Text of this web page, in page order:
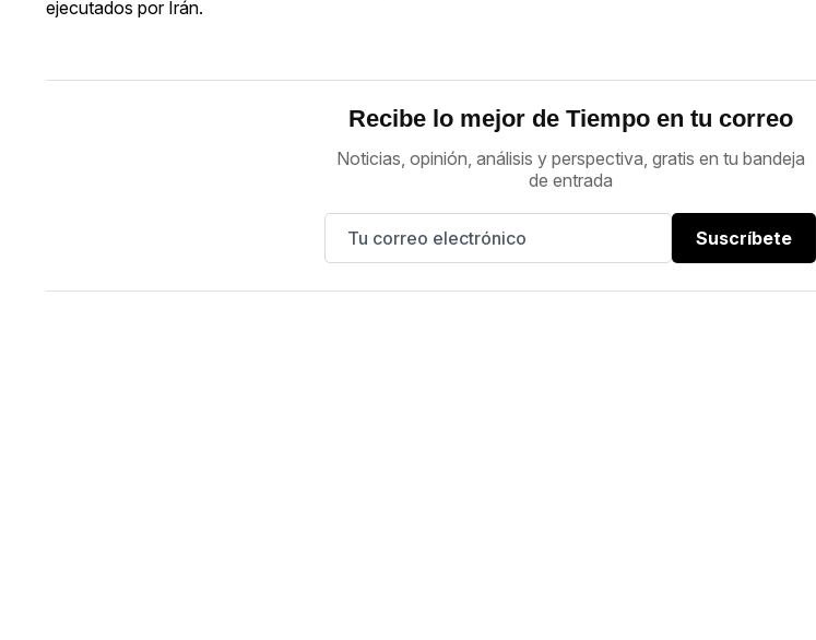
ejecutados por Irán.
Recibe lo mejor de Tiempo en tu correo
Noticias, opinión, análisis y perspectiva, gratis en tu bandeja
de entrada
Suscríbete